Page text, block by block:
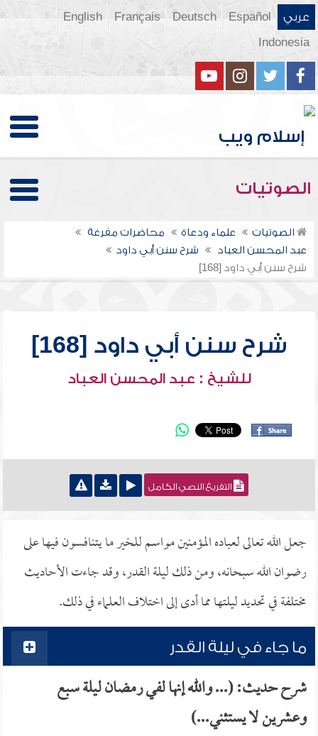
عربي Español
Deutsch
Français
English
Indonesia
الصوتيات
الصوتيات علماء ودعاة
محاضرات مفرغة
عبد المحسن العباد
شرح سنن أبي داود
شرح سنن أبي داود [168]
شرح سنن أبي داود [168]
للشيخ : عبد المحسن العباد
التفريغ النصي الكامل
جعل الله تعالى لعباده المؤمنين مواسم للخير ما يتنافسون فيها على
رضوان الله سبحانه، ومن ذلك ليلة القدر، وقد جاءت الأحاديث
مختلفة في تحديد ليلتها مما أدى إلى اختلاف العلماء في ذلك.
ما جاء في ليلة القدر
شرح حديث: (... والله إنها لفي رمضان ليلة سبع
وعشرين لا يستثني...)